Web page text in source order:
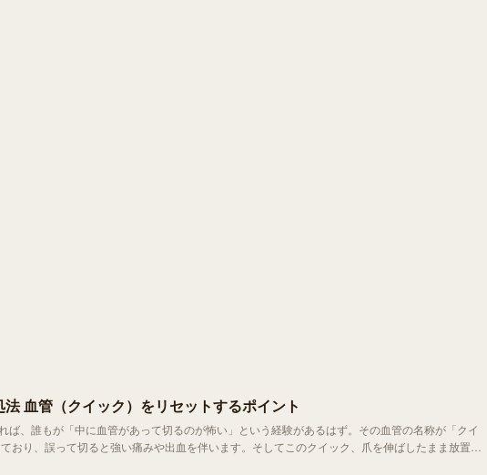
血管（クイック）をリセットするポイント
ば、誰もが「中に血管があって切るのが怖い」という経験があるはず。その血管の名称が「クイ